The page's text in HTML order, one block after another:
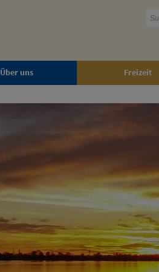
Über uns Freizeit